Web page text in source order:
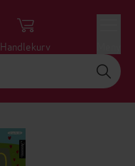
Handlekurv